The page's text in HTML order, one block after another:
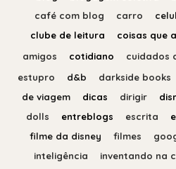
café com blog
carro
clube de leitura
coisas que
amigos
cotidiano cuidados
estupro
d&b darkside books
de viagem
dicas dirigir
dolls
entreblogs escrita
filme da disney
filmes
inteligência
inventando na